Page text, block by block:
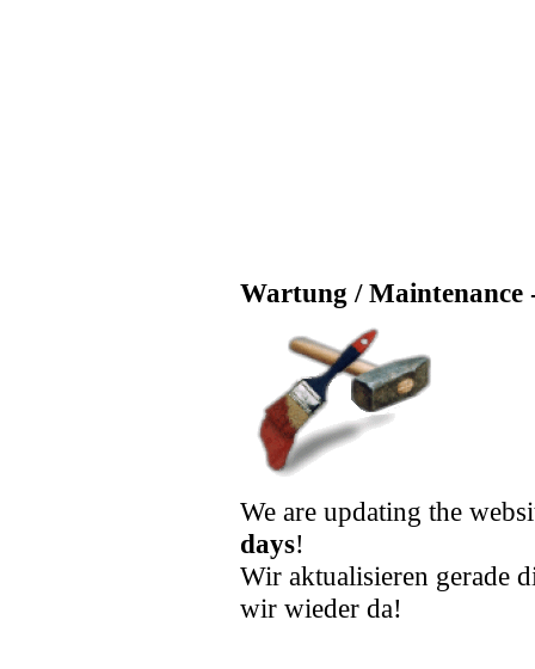
Wartung / Maintenance
We are updating the
days!
Wir aktualisieren gerade
wir wieder da!